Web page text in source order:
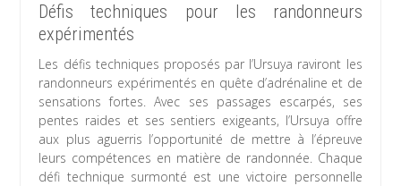
Défis techniques pour les randonneurs
expérimentés
Les défis techniques proposés par l’Ursuya raviront les
randonneurs expérimentés en quête d’adrénaline et de
sensations fortes. Avec ses passages escarpés, ses
pentes raides et ses sentiers exigeants, l’Ursuya offre
aux plus aguerris l’opportunité de mettre à l’épreuve
leurs compétences en matière de randonnée. Chaque
défi technique surmonté est une victoire personnelle